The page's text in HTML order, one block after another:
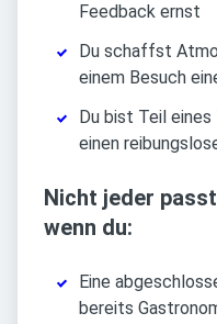
Feedback ernst
Du schaffst
einem Besuch
Du bist Teil
einen
Nicht jeder
wenn du:
Eine
bereits